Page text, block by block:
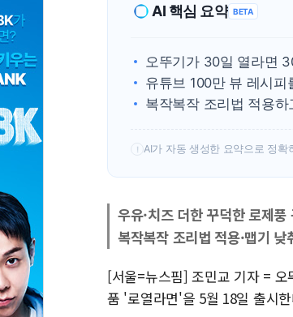
AI 핵심 요약 BETA
오뚜기가 30일 열라면
유튜브 100만 뷰 레시
복작복작 조리법 적용
! AI가 자동 생성한 요약으로 정확
우유·치즈 더한 꾸덕한 로제
복작복작 조리법 적용·맵기 낮
[서울=뉴스핌] 조민교 기자 =
품 '로열라면'을 5월 18일 출시